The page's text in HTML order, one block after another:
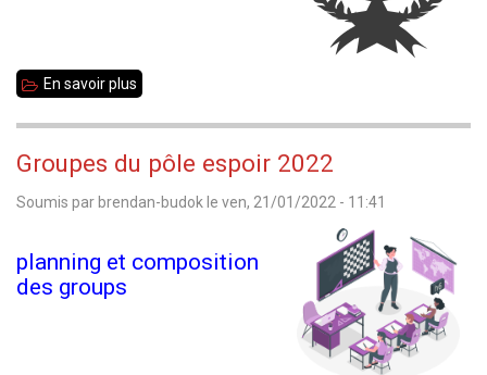
En savoir plus
toutes
catégories
Groupes du pôle espoir 2022
Soumis parbrendan-budok le ven, 21/01/2022 - 11:41
planning et composition
des groups